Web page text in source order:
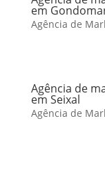
em
Agência de
Agência de
em Seixal
Agência de